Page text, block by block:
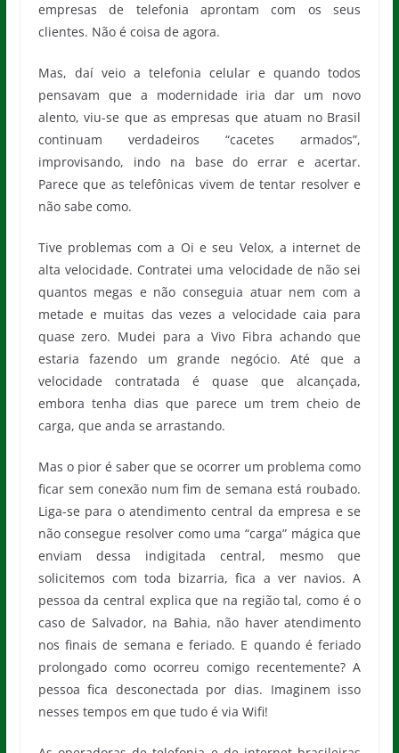
empresas de telefonia aprontam com os seus
clientes. Não é coisa de agora.
Mas, daí veio a telefonia celular e quando todos
pensavam que a modernidade iria dar um novo
alento, viu-se que as empresas que atuam no Brasil
continuam verdadeiros “cacetes armados”,
improvisando, indo na base do errar e acertar.
Parece que as telefônicas vivem de tentar resolver e
não sabe como.
Tive problemas com a Oi e seu Velox, a internet de
alta velocidade. Contratei uma velocidade de não sei
quantos megas e não conseguia atuar nem com a
metade e muitas das vezes a velocidade caia para
quase zero. Mudei para a Vivo Fibra achando que
estaria fazendo um grande negócio. Até que a
velocidade contratada é quase que alcançada,
embora tenha dias que parece um trem cheio de
carga, que anda se arrastando.
Mas o pior é saber que se ocorrer um problema como
ficar sem conexão num fim de semana está roubado.
Liga-se para o atendimento central da empresa e se
não consegue resolver como uma “carga” mágica que
enviam dessa indigitada central, mesmo que
solicitemos com toda bizarria, fica a ver navios. A
pessoa da central explica que na região tal, como é o
caso de Salvador, na Bahia, não haver atendimento
nos finais de semana e feriado. E quando é feriado
prolongado como ocorreu comigo recentemente? A
pessoa fica desconectada por dias. Imaginem isso
nesses tempos em que tudo é via Wifi!